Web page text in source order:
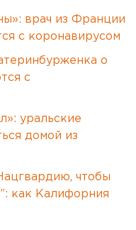
врач из Франции
с коронавирусом
о
с
уральские
домой из
чтобы
как Калифорния